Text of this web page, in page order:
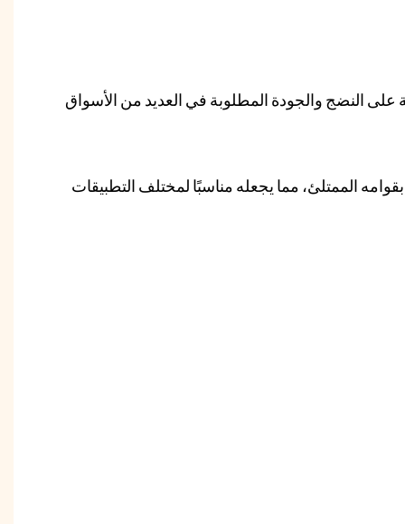
النضج والجودة المطلوبة في العديد من الأسواق
الممتلئ، مما يجعله مناسبًا لمختلف التطبيقات